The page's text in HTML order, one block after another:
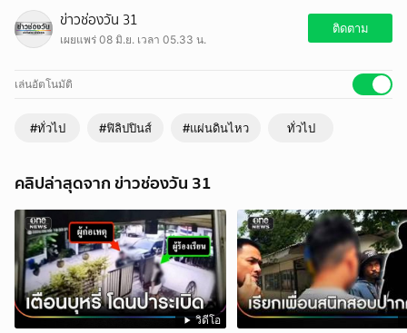
ส่วนที่ฟิลิปปินส์ เช้านี้ (8 มิ.ย.) เกิดแผ่นดินไหวขนาด 7.8 บริเวณเกาะ
มินดาเนา ทางตอนใต้ของประเทศ โดยศูนย์กลางอยู่ลึกลงไปใต้ดินประมาณ
35 กิโลเมตร
เรือนบางส่วน อย่างเช่นอาคารหลังนี้ ซึ่งเป็นที่ตั้งสาขาของร้านอาหารฟาสต์
ข่าวช่องวัน 31
เผยแพร่ 08 มิ.ย. เวลา 05.33 น.
ติดตาม
เล่นอัตโนมัติ
#ทั่วไป #ฟิลิปปินส์ #แผ่นดินไหว ทั่วไป
คลิปล่าสุดจาก ข่าวช่องวัน 31
วิดีโอ